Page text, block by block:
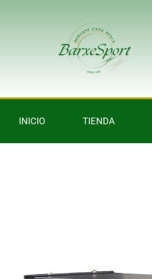
INICIO TIENDA